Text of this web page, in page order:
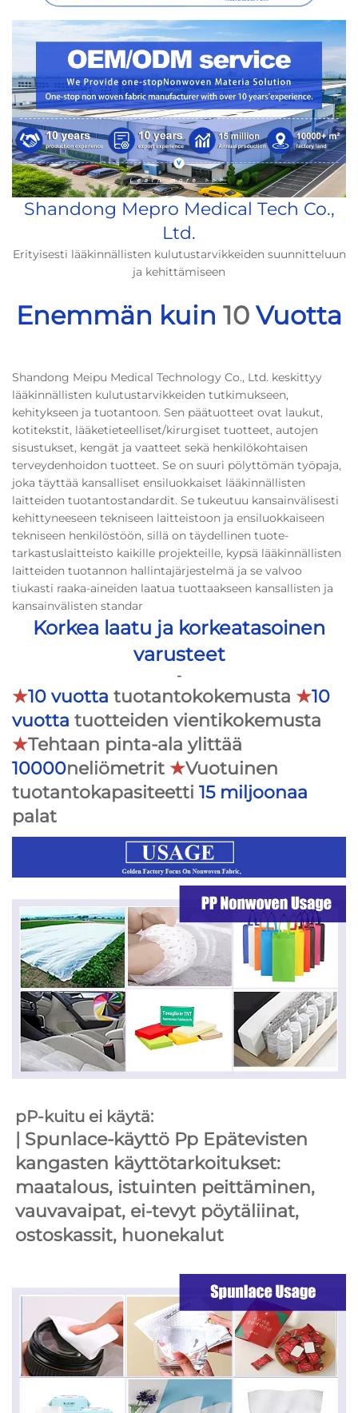
Shandong Mepro Medical Tech Co.,
Ltd.
Erityisesti lääkinnällisten kulutustarvikkeiden suunnitteluun
ja kehittämiseen
Enemmän kuin 10 Vuotta
Shandong Meipu Medical Technology Co., Ltd. keskittyy
lääkinnällisten kulutustarvikkeiden tutkimukseen,
kehitykseen ja tuotantoon. Sen päätuotteet ovat laukut,
kotitekstit, lääketieteelliset/kirurgiset tuotteet, autojen
sisustukset, kengät ja vaatteet sekä henkilökohtaisen
terveydenhoidon tuotteet. Se on suuri pölyttömän työpaja,
joka täyttää kansalliset ensiluokkaiset lääkinnällisten
laitteiden tuotantostandardit. Se tukeutuu kansainvälisesti
kehittyneeseen tekniseen laitteistoon ja ensiluokkaiseen
tekniseen henkilöstöön, sillä on täydellinen tuote-
tarkastuslaitteisto kaikille projekteille, kypsä lääkinnällisten
laitteiden tuotannon hallintajärjestelmä ja se valvoo
tiukasti raaka-aineiden laatua tuottaakseen kansallisten ja
kansainvälisten standar
Korkea laatu ja korkeatasoinen
varusteet
-
★10 vuotta tuotantokokemusta ★10
vuotta tuotteiden vientikokemusta
★Tehtaan pinta-ala ylittää
10000neliömetrit ★Vuotuinen
tuotantokapasiteetti 15 miljoonaa
palat
pP-kuitu ei käytä:
| Spunlace-käyttö Pp Epätevisten
kangasten käyttötarkoitukset:
maatalous, istuinten peittäminen,
vauvavaipat, ei-tevyt pöytäliinat,
ostoskassit, huonekalut